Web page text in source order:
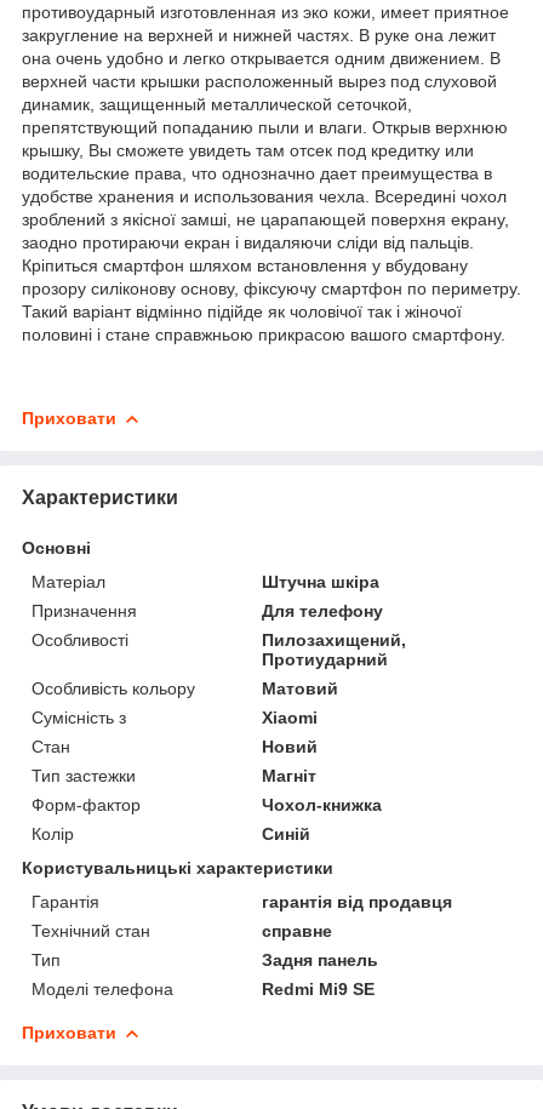
противоударный изготовленная из эко кожи, имеет приятное
закругление на верхней и нижней частях. В руке она лежит
она очень удобно и легко открывается одним движением. В
верхней части крышки расположенный вырез под слуховой
динамик, защищенный металлической сеточкой,
препятствующий попаданию пыли и влаги. Открыв верхнюю
крышку, Вы сможете увидеть там отсек под кредитку или
водительские права, что однозначно дает преимущества в
удобстве хранения и использования чехла. Всередині чохол
зроблений з якісної замші, не царапающей поверхня екрану,
заодно протираючи екран і видаляючи сліди від пальців.
Кріпиться смартфон шляхом встановлення у вбудовану
прозору силіконову основу, фіксуючу смартфон по периметру.
Такий варіант відмінно підійде як чоловічої так і жіночої
половині і стане справжньою прикрасою вашого смартфону.
Приховати
Характеристики
Основні
Матеріал
Штучна шкіра
Призначення
Для телефону
Особливості
Пилозахищений,
Протиударний
Особливість кольору
Матовий
Сумісність з
Xiaomi
Стан
Новий
Тип застежки
Магніт
Форм-фактор
Чохол-книжка
Колір
Синій
Користувальницькі характеристики
Гарантія
гарантія від продавця
Технічний стан
справне
Тип
Задня панель
Моделі телефона
Redmi Mi9 SE
Приховати